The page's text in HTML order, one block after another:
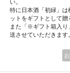
い。
特に日本酒「初緑」
ットをギフトとして
また「※ギフト箱入り
送させていただきます。